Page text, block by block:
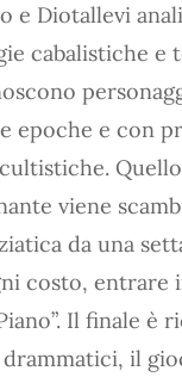
e Diotallevi
cabalistiche e
epoche e con
viene
da una
costo, entrare
Il finale è
il